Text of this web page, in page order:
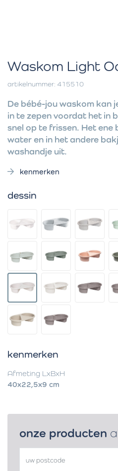
Waskom Light
artikelnummer: 415510
De bébé-jou waskom kan
in te zepen voordat het in
snel op te frissen. Het ene
water en in het andere
washandje uit.
kenmerken
dessin
kenmerken
Afmeting LxBxH
40x22,5x9 cm
onze producten